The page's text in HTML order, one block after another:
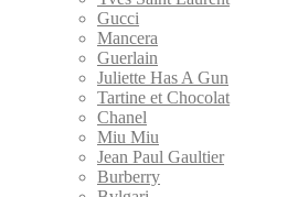
Gucci
Mancera
Guerlain
Juliette Has A Gun
Tartine et Chocolat
Chanel
Miu Miu
Jean Paul Gaultier
Burberry